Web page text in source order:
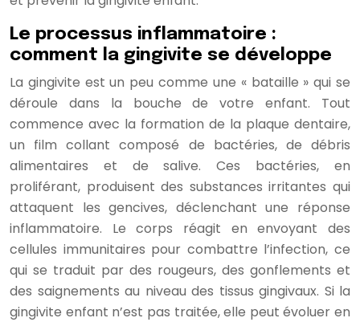
Le processus inflammatoire :
comment la gingivite se développe
La gingivite est un peu comme une « bataille » qui se
déroule dans la bouche de votre enfant. Tout
commence avec la formation de la plaque dentaire,
un film collant composé de bactéries, de débris
alimentaires et de salive. Ces bactéries, en
proliférant, produisent des substances irritantes qui
attaquent les gencives, déclenchant une réponse
inflammatoire. Le corps réagit en envoyant des
cellules immunitaires pour combattre l’infection, ce
qui se traduit par des rougeurs, des gonflements et
des saignements au niveau des tissus gingivaux. Si la
gingivite enfant n’est pas traitée, elle peut évoluer en